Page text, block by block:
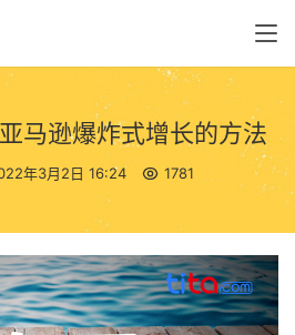
马逊爆炸式增长的方法
年3月2日 16:24 1781